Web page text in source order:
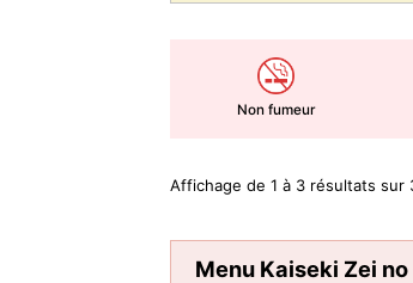
Non fumeur
Affichage de 1 à 3 résultats sur
Menu Kaiseki Zei no